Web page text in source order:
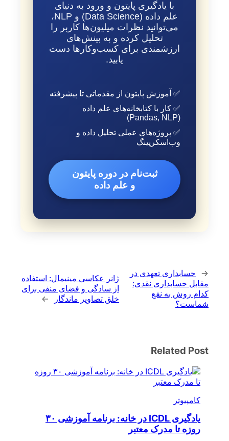
با یادگیری پایتون و ورود به دنیای
علم داده (Data Science) و NLP،
می‌توانید نظرات میلیون‌ها کاربر را
تحلیل کرده و به بینش‌های
ارزشمندی برای کسب‌وکارها دست
یابید.
✅ آموزش پایتون از مقدماتی تا پیشرفته
✅ کار با کتابخانه‌های علم داده
(Pandas, NLP)
✅ پروژه‌های عملی تحلیل داده و
وب‌اسکرپینگ
ثبت‌نام در دوره پایتون
و علم داده
← حسابداری تعهدی در
مقابل حسابداری نقدی:
کدام روش به نفع
شماست؟
ژانر عکاسی مینیمال: استفاده
از سادگی و فضای منفی برای
خلق تصاویر ماندگار
→
Related Post
کامپیوتر
یادگیری ICDL در خانه: برنامه آموزشی ۳۰
روزه تا مدرک معتبر